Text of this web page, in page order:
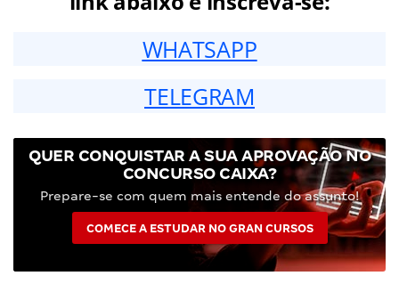
WHATSAPP
TELEGRAM
QUER CONQUISTAR A SUA APROVAÇÃO NO
CONCURSO CAIXA?
Prepare-se com quem mais entende do assunto!
COMECE A ESTUDAR NO GRAN CURSOS